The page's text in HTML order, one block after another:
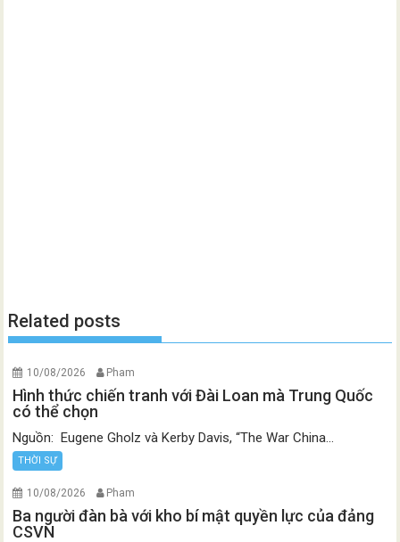
Related posts
10/08/2026 Pham
Hình thức chiến tranh với Đài Loan mà Trung Quốc
có thể chọn
Nguồn: Eugene Gholz và Kerby Davis, “The War China...
THỜI SỰ
10/08/2026 Pham
Ba người đàn bà với kho bí mật quyền lực của đảng
CSVN